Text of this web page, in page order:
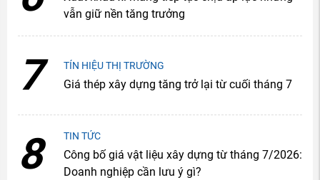
vẫn giữ nền tăng trưởng
7 TÍN HIỆU THỊ TRƯỜNG
Giá thép xây dựng tăng trở lại từ cuối tháng 7
8 TIN TỨC
Công bố giá vật liệu xây dựng từ tháng 7/2026:
Doanh nghiệp cần lưu ý gì?